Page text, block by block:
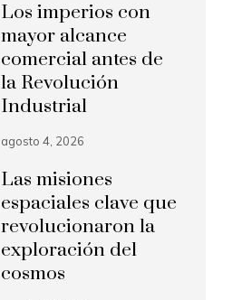
Los imperios con
mayor alcance
comercial antes de
la Revolución
Industrial
agosto 4, 2026
Las misiones
espaciales clave que
revolucionaron la
exploración del
cosmos